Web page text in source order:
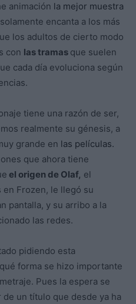
animación la mejor muestra
encanta a los más
los adultos de cierto modo
con las tramas que suelen
cada día evoluciona según
tiene una razón de ser,
realmente su génesis, a
grande en las películas.
que ahora tiene
el origen de Olaf, el
Frozen, le llegó su
pantalla, y su arribo a la
las redes.
pidiendo esta
forma se hizo importante
Pues la espera se
un título que desde ya ha